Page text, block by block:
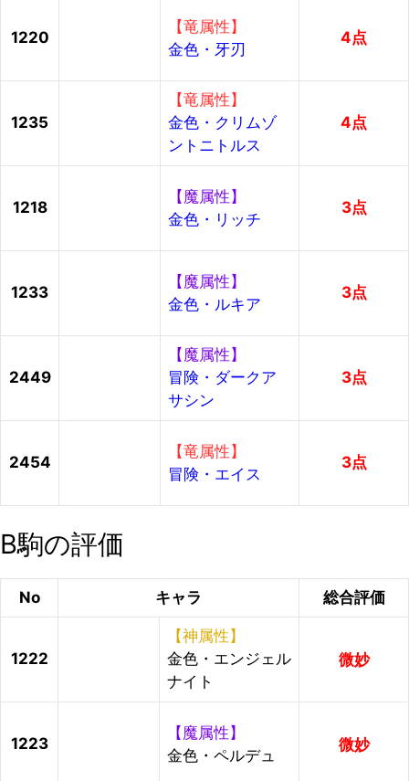
1220
【竜属性】
金色・牙刃
4点
1235
【竜属性】
金色・クリムゾ
ントニトルス
4点
1218
【魔属性】
金色・リッチ
3点
1233
【魔属性】
金色・ルキア
3点
2449
【魔属性】
冒険・ダークア
サシン
3点
2454
【竜属性】
冒険・エイス
3点
B駒の評価
No キャラ 総合評価
1222
【神属性】
金色・エンジェル
ナイト
微妙
1223
【魔属性】
金色・ペルデュ
微妙